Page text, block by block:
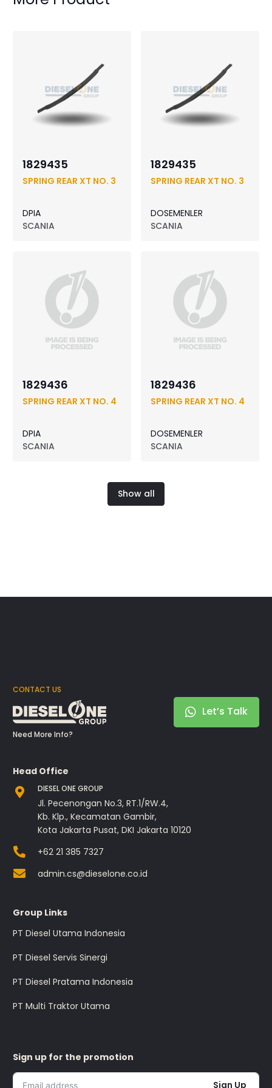
1829435
SPRING REAR XT NO. 3
DPIA
SCANIA
1829435
SPRING REAR XT NO. 3
DOSEMENLER
SCANIA
1829436
SPRING REAR XT NO. 4
DPIA
SCANIA
1829436
SPRING REAR XT NO. 4
DOSEMENLER
SCANIA
Show all
CONTACT US
Need More Info?
Let’s Talk
Head Office
DIESEL ONE GROUP
Jl. Pecenongan No.3, RT.1/RW.4,
Kb. Klp., Kecamatan Gambir,
Kota Jakarta Pusat, DKI Jakarta 10120
+62 21 385 7327
admin.cs@dieselone.co.id
Group Links
PT Diesel Utama Indonesia
PT Diesel Servis Sinergi
PT Diesel Pratama Indonesia
PT Multi Traktor Utama
Sign up for the promotion
Sign Up